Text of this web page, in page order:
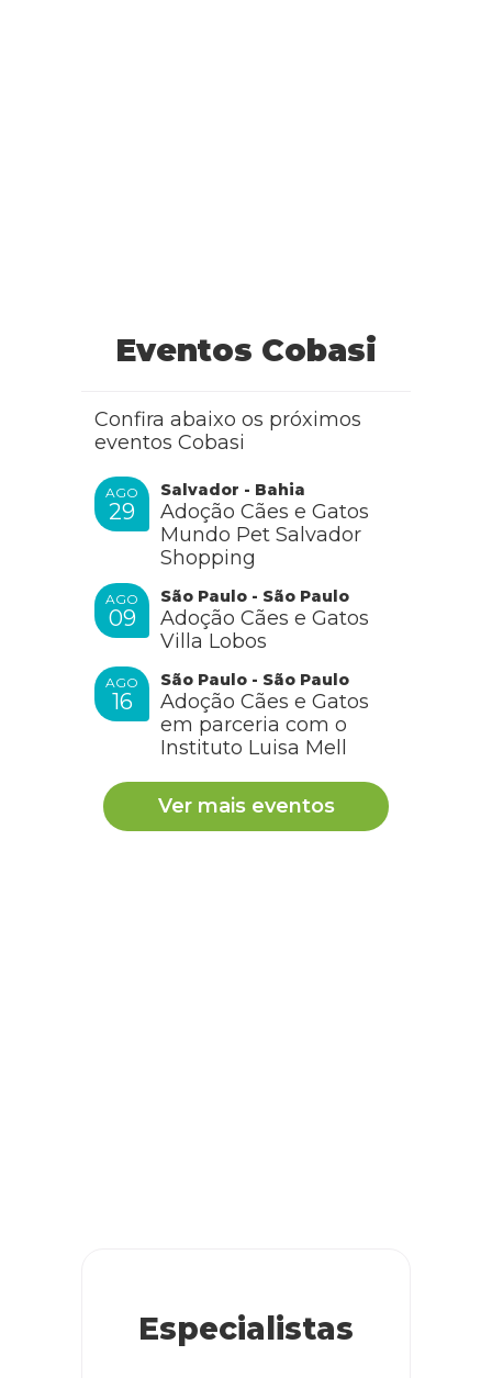
Eventos Cobasi
Confira abaixo os próximos
eventos Cobasi
AGO
29
Salvador - Bahia
Adoção Cães e Gatos
Mundo Pet Salvador
Shopping
AGO
09
São Paulo - São Paulo
Adoção Cães e Gatos
Villa Lobos
AGO
16
São Paulo - São Paulo
Adoção Cães e Gatos
em parceria com o
Instituto Luisa Mell
Ver mais eventos
Especialistas